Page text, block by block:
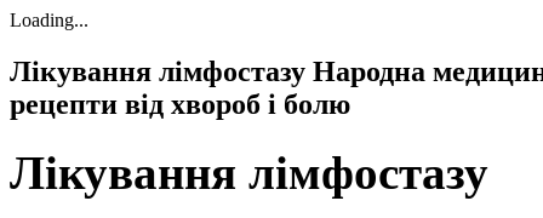
Loading...
Лікування лімфостазу Народна
рецепти від хвороб і болю
Лікування лімфостазу